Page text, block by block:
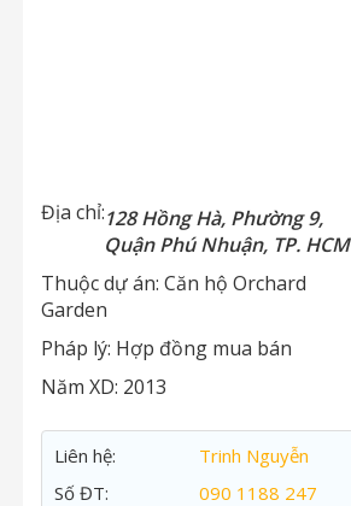
Địa chỉ:128 Hồng Hà, Phường 9,
Quận Phú Nhuận, TP. HCM
Thuộc dự án: Căn hộ Orchard
Garden
Pháp lý: Hợp đồng mua bán
Năm XD: 2013
Liên hệ:
Trinh Nguyễn
Số ĐT:
090 1188 247